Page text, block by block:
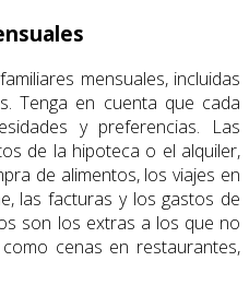
mensuales, incluidas
Tenga en cuenta que cada
y preferencias. Las
de la hipoteca o el alquiler,
de alimentos, los viajes en
las facturas y los gastos de
son los extras a los que no
cenas en restaurantes,